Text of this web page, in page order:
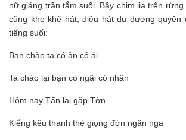
nữ giáng trần tắm suối. Bầy chim lia trên
cũng khe khẽ hát, điệu hát du dương quyện
tiếng suối:
Bạn chào ta có ân có ái
Ta chào lại bạn có ngãi có nhân
Hôm nay Tấn lại gặp Tờn
Kiểng kêu thanh thé giọng đờn ngân nga